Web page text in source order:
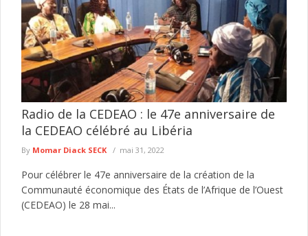
a ...
lire plus
Radio de la CEDEAO : le 47e anniversaire de
la CEDEAO célébré au Libéria
By Momar Diack SECK mai 31, 2022
Pour célébrer le 47e anniversaire de la création de la
Communauté économique des États de l’Afrique de l’Ouest
(CEDEAO) le 28 mai...